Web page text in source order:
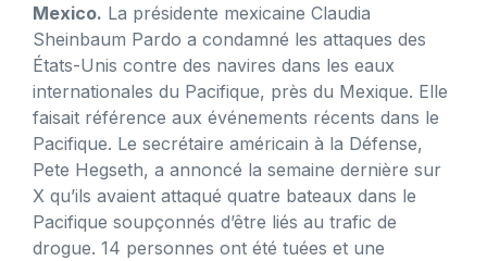
Mexico. La présidente mexicaine Claudia
Sheinbaum Pardo a condamné les attaques des
États-Unis contre des navires dans les eaux
internationales du Pacifique, près du Mexique. Elle
faisait référence aux événements récents dans le
Pacifique. Le secrétaire américain à la Défense,
Pete Hegseth, a annoncé la semaine dernière sur
X qu’ils avaient attaqué quatre bateaux dans le
Pacifique soupçonnés d’être liés au trafic de
drogue. 14 personnes ont été tuées et une